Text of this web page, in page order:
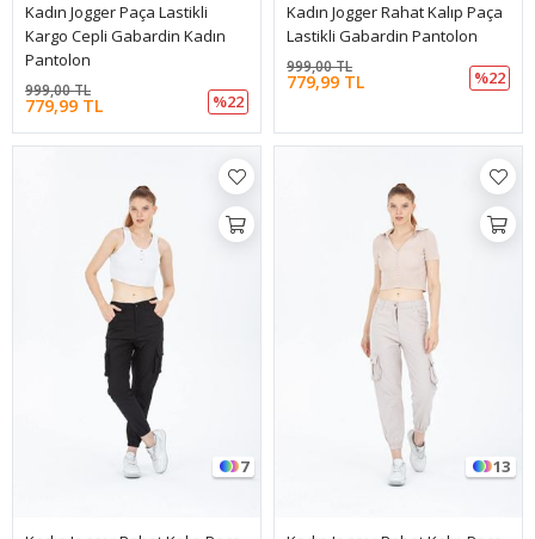
Kadın Jogger Paça Lastikli
Kargo Cepli Gabardin Kadın
Pantolon
779,99 TL
999,00 TL
%22
Kadın Jogger Rahat Kalıp Paça
Lastikli Gabardin Pantolon
779,99 TL
999,00 TL
%22
7 13